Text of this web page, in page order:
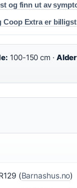
og finn ut av
Coop Extra er billigst
100-150 cm ·
(Barnashus.no)